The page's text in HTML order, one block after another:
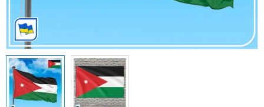
Спортивные Флаги
Этнические Флаги